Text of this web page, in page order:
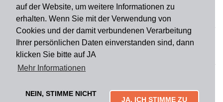
auf der Website, um weitere Informationen zu
erhalten. Wenn Sie mit der Verwendung von
Cookies und der damit verbundenen Verarbeitung
Ihrer persönlichen Daten einverstanden sind, dann
klicken Sie bitte auf JA
Mehr Informationen
NEIN, STIMME NICHT
JA, ICH STIMME ZU
Du findest uns auch auf
Informationen
Impressum Widerruf
Mytailor croodles